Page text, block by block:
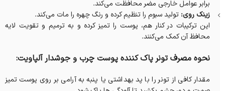
برابر عوامل خارجی مضر محافظت می‌کند.
زینک روی: تولید سبوم را تنظیم کرده و رنگ چهره را مات می‌کند.
این ترکیبات در کنار هم، پوست را تمیز کرده و به ترمیم و تقویت لایه
محافظ آن کمک می‌کنند.
نحوه مصرف تونر پاک کننده پوست چرب و جوشدار آلپاویت:
مقدار کافی از تونر را با پد بهداشتی یا پنبه به آرامی بر روی پوست تمیز